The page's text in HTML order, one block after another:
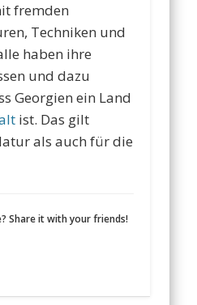
fremden
Techniken und
haben ihre
und dazu
Georgien ein Land
ist. Das gilt
als auch für die
Share it with your friends!